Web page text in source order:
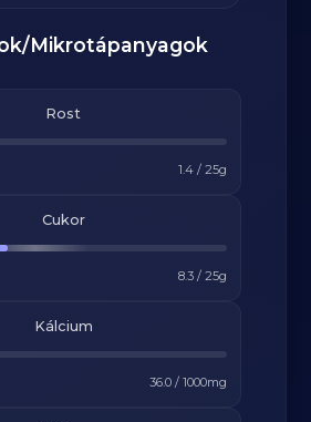
Mikrotápanyagok
Rost
1.4/ 25g
Cukor
8.3/ 25g
Kálcium
36.0/ 1000mg